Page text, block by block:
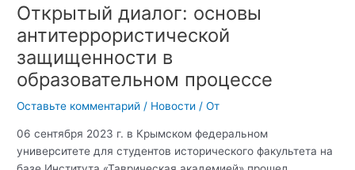
Открытый диалог: основы
антитеррористической
защищенности в
образовательном процессе
Оставьте комментарий / Новости / От
06 сентября 2023 г. в Крымском федеральном
университете для студентов исторического факультета на